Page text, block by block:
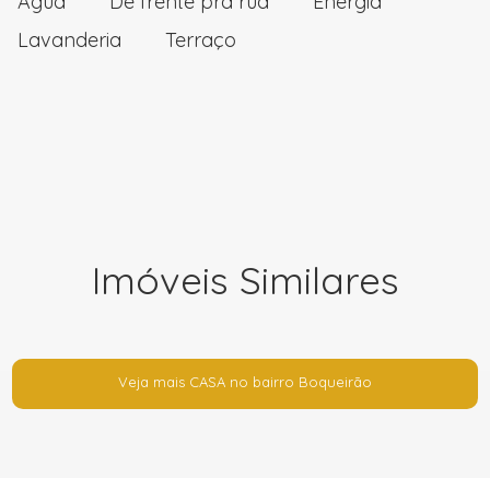
Lavanderia
Terraço
Imóveis Similares
Veja mais CASA no bairro Boqueirão